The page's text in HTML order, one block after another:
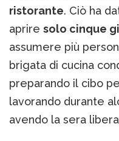
ristorante. Ciò ha
aprire solo cinque
assumere più
brigata di cucina
preparando il cibo
lavorando durante
avendo la sera